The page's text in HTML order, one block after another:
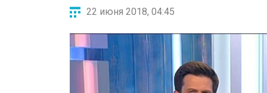
22 июня 2018, 04:45